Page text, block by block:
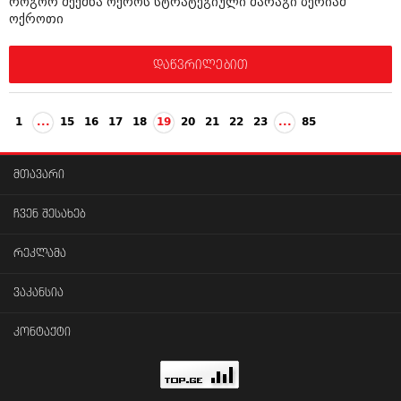
ოქროთი
დაწვრილებით
1 ... 15 16 17 18 19 20 21 22 23 ... 85
მთავარი
ჩვენ შესახებ
რეკლამა
ვაკანსია
კონტაქტი